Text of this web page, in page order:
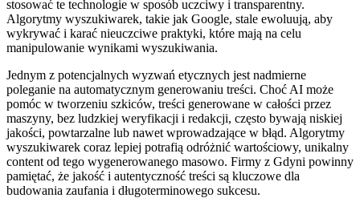
stosować te technologie w sposób uczciwy i transparentny.
Algorytmy wyszukiwarek, takie jak Google, stale ewoluują, aby
wykrywać i karać nieuczciwe praktyki, które mają na celu
manipulowanie wynikami wyszukiwania.
Jednym z potencjalnych wyzwań etycznych jest nadmierne
poleganie na automatycznym generowaniu treści. Choć AI może
pomóc w tworzeniu szkiców, treści generowane w całości przez
maszyny, bez ludzkiej weryfikacji i redakcji, często bywają niskiej
jakości, powtarzalne lub nawet wprowadzające w błąd. Algorytmy
wyszukiwarek coraz lepiej potrafią odróżnić wartościowy, unikalny
content od tego wygenerowanego masowo. Firmy z Gdyni powinny
pamiętać, że jakość i autentyczność treści są kluczowe dla
budowania zaufania i długoterminowego sukcesu.